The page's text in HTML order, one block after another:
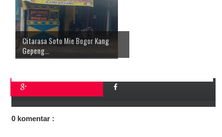
Citarasa Soto Mie Bogor Kang
Gepeng...
0 komentar :